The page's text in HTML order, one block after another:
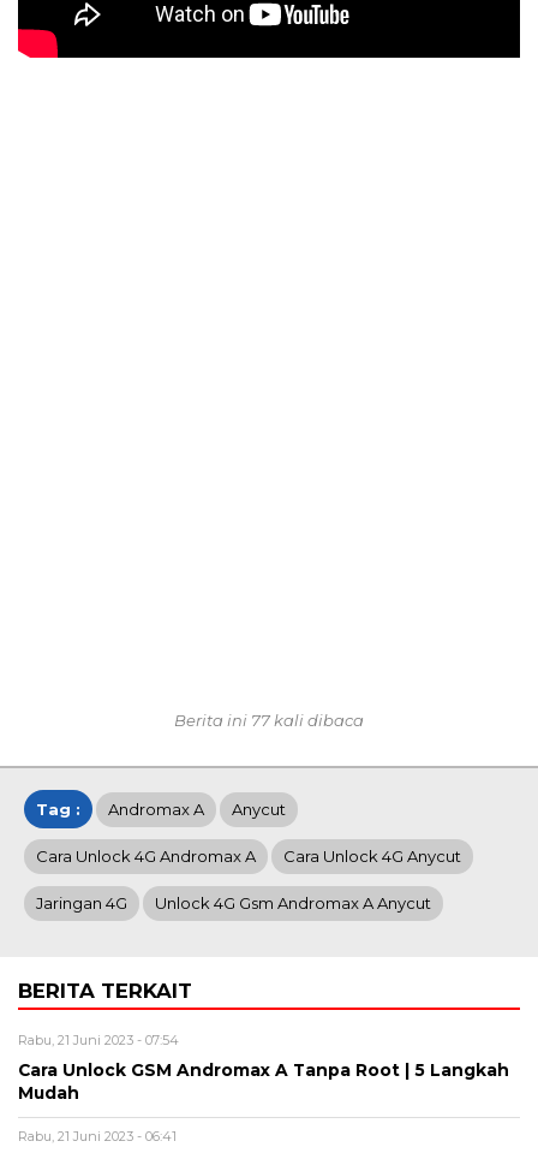
Berita ini 77 kali dibaca
Tag : Andromax A Anycut
Cara Unlock 4G Andromax A Cara Unlock 4G Anycut
Jaringan 4G Unlock 4G Gsm Andromax A Anycut
BERITA TERKAIT
Rabu, 21 Juni 2023 - 07:54
Cara Unlock GSM Andromax A Tanpa Root | 5 Langkah
Mudah
Rabu, 21 Juni 2023 - 06:41